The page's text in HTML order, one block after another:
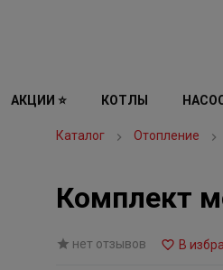
АКЦИИ ⭐ КОТЛЫ
Каталог Отопление
Комплект
нет отзывов В